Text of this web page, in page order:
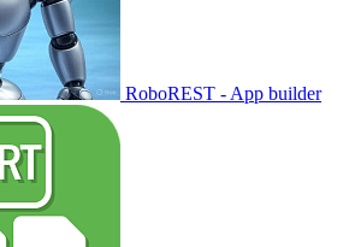
RoboREST - App builder